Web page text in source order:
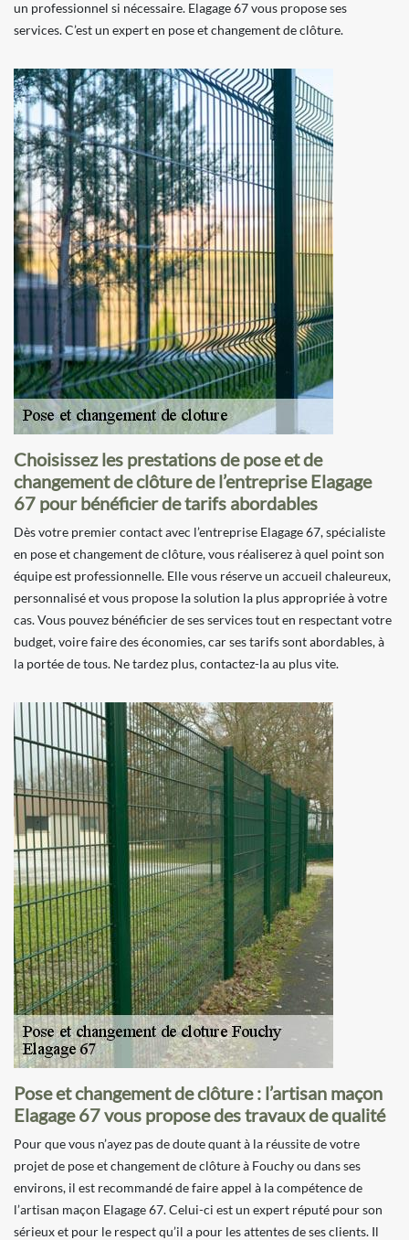
un professionnel si nécessaire. Elagage 67 vous propose ses
services. C’est un expert en pose et changement de clôture.
Choisissez les prestations de pose et de
changement de clôture de l’entreprise Elagage
67 pour bénéficier de tarifs abordables
Dès votre premier contact avec l’entreprise Elagage 67, spécialiste
en pose et changement de clôture, vous réaliserez à quel point son
équipe est professionnelle. Elle vous réserve un accueil chaleureux,
personnalisé et vous propose la solution la plus appropriée à votre
cas. Vous pouvez bénéficier de ses services tout en respectant votre
budget, voire faire des économies, car ses tarifs sont abordables, à
la portée de tous. Ne tardez plus, contactez-la au plus vite.
Pose et changement de clôture : l’artisan maçon
Elagage 67 vous propose des travaux de qualité
Pour que vous n’ayez pas de doute quant à la réussite de votre
projet de pose et changement de clôture à Fouchy ou dans ses
environs, il est recommandé de faire appel à la compétence de
l’artisan maçon Elagage 67. Celui-ci est un expert réputé pour son
sérieux et pour le respect qu’il a pour les attentes de ses clients. Il